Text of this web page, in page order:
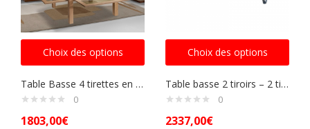
Choix des options
Table Basse 4 tirettes en verre
0
1803,00€
Choix des options
Table basse 2 tiroirs – 2 tirettes – Pieds en Fer laqué
0
2337,00€